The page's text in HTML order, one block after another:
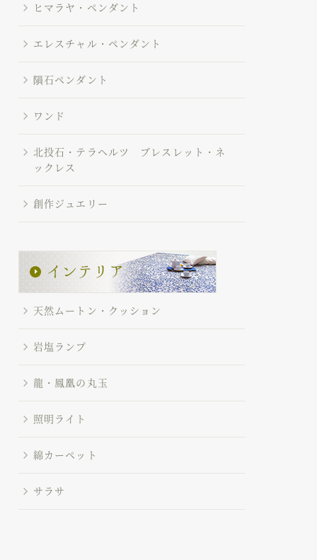
ヒマラヤ・ペンダント
エレスチャル・ペンダント
隕石ペンダント
ワンド
北投石・テラヘルツ ブレスレット・ネ
ックレス
創作ジュエリー
天然ムートン・クッション
岩塩ランプ
龍・鳳凰の丸玉
照明ライト
綿カーペット
サラサ